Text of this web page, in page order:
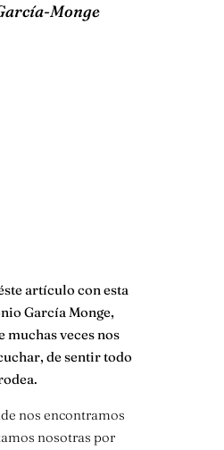
Monge
artículo con esta
García Monge,
muchas veces nos
de sentir todo
nos encontramos
nosotras por